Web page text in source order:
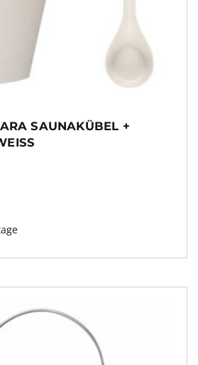
SAUNAKÜBEL +